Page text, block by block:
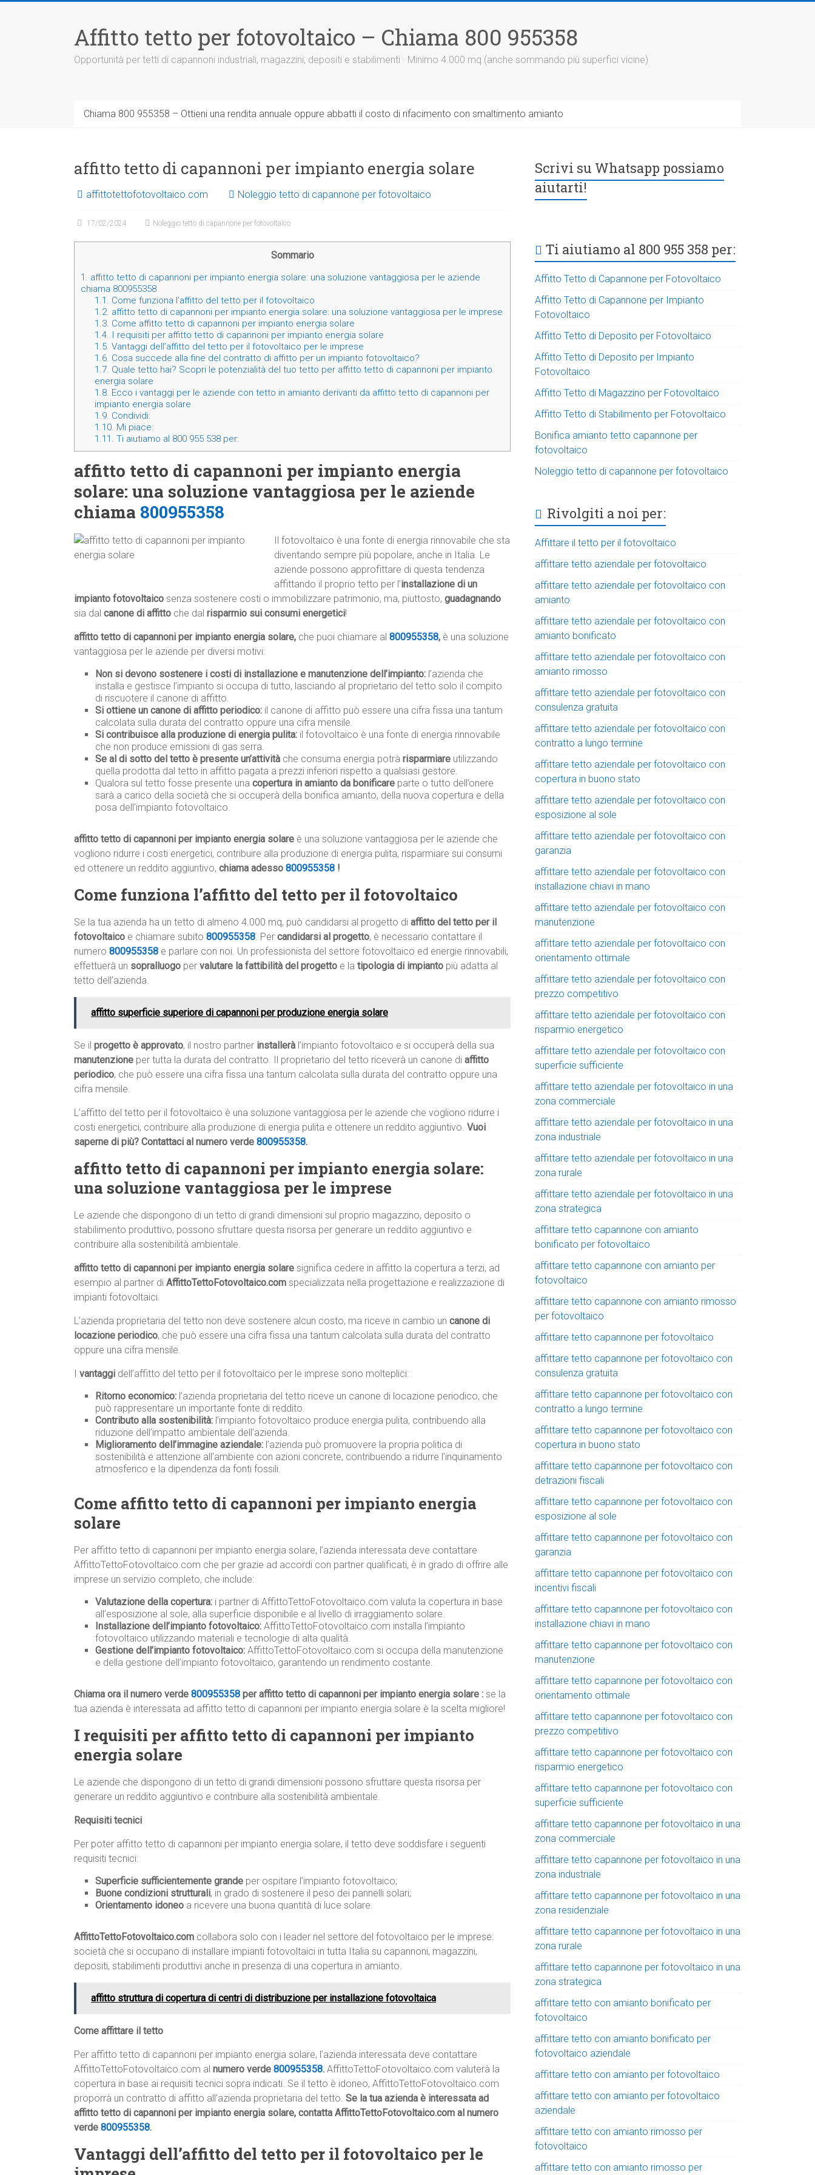
Affitto tetto per fotovoltaico – Chiama 800 955358
Opportunità per tetti di capannoni industriali, magazzini, depositi e stabilimenti · Minimo 4.000 mq (anche sommando più superfici vicine)
Chiama 800 955358 – Ottieni una rendita annuale oppure abbatti il costo di rifacimento con smaltimento amianto
affitto tetto di capannoni per impianto energia solare
affittotettofotovoltaico.com Noleggio tetto di capannone per fotovoltaico
17/02/2024 Noleggio tetto di capannone per fotovoltaico
Sommario
1. affitto tetto di capannoni per impianto energia solare: una soluzione vantaggiosa per le aziende
chiama 800955358
1.1. Come funziona l’affitto del tetto per il fotovoltaico
1.2. affitto tetto di capannoni per impianto energia solare: una soluzione vantaggiosa per le imprese
1.3. Come affitto tetto di capannoni per impianto energia solare
1.4. I requisiti per affitto tetto di capannoni per impianto energia solare
1.5. Vantaggi dell’affitto del tetto per il fotovoltaico per le imprese
1.6. Cosa succede alla fine del contratto di affitto per un impianto fotovoltaico?
1.7. Quale tetto hai? Scopri le potenzialità del tuo tetto per affitto tetto di capannoni per impianto
energia solare
1.8. Ecco i vantaggi per le aziende con tetto in amianto derivanti da affitto tetto di capannoni per
impianto energia solare
1.9. Condividi:
1.10. Mi piace:
1.11. Ti aiutiamo al 800 955 538 per:
affitto tetto di capannoni per impianto energia
solare: una soluzione vantaggiosa per le aziende
chiama 800955358
Il fotovoltaico è una fonte di energia rinnovabile che sta
diventando sempre più popolare, anche in Italia. Le
aziende possono approfittare di questa tendenza
affittando il proprio tetto per l’installazione di un
impianto fotovoltaico senza sostenere costi o immobilizzare patrimonio, ma, piuttosto, guadagnando
sia dal canone di affitto che dal risparmio sui consumi energetici!
affitto tetto di capannoni per impianto energia solare, che puoi chiamare al 800955358, è una soluzione
vantaggiosa per le aziende per diversi motivi:
Non si devono sostenere i costi di installazione e manutenzione dell’impianto: l’azienda che
installa e gestisce l’impianto si occupa di tutto, lasciando al proprietario del tetto solo il compito
di riscuotere il canone di affitto.
Si ottiene un canone di affitto periodico: il canone di affitto può essere una cifra fissa una tantum
calcolata sulla durata del contratto oppure una cifra mensile.
Si contribuisce alla produzione di energia pulita: il fotovoltaico è una fonte di energia rinnovabile
che non produce emissioni di gas serra.
Se al di sotto del tetto è presente un’attività che consuma energia potrà risparmiare utilizzando
quella prodotta dal tetto in affitto pagata a prezzi inferiori rispetto a qualsiasi gestore.
Qualora sul tetto fosse presente una copertura in amianto da bonificare parte o tutto dell’onere
sarà a carico della società che si occuperà della bonifica amianto, della nuova copertura e della
posa dell’impianto fotovoltaico.
affitto tetto di capannoni per impianto energia solare è una soluzione vantaggiosa per le aziende che
vogliono ridurre i costi energetici, contribuire alla produzione di energia pulita, risparmiare sui consumi
ed ottenere un reddito aggiuntivo, chiama adesso 800955358 !
Come funziona l’affitto del tetto per il fotovoltaico
Se la tua azienda ha un tetto di almeno 4.000 mq, può candidarsi al progetto di affitto del tetto per il
fotovoltaico e chiamare subito 800955358. Per candidarsi al progetto, è necessario contattare il
numero 800955358 e parlare con noi. Un professionista del settore fotovoltaico ed energie rinnovabili,
effettuerà un sopralluogo per valutare la fattibilità del progetto e la tipologia di impianto più adatta al
tetto dell’azienda.
affitto superficie superiore di capannoni per produzione energia solare
Se il progetto è approvato, il nostro partner installerà l’impianto fotovoltaico e si occuperà della sua
manutenzione per tutta la durata del contratto. Il proprietario del tetto riceverà un canone di affitto
periodico, che può essere una cifra fissa una tantum calcolata sulla durata del contratto oppure una
cifra mensile.
L’affitto del tetto per il fotovoltaico è una soluzione vantaggiosa per le aziende che vogliono ridurre i
costi energetici, contribuire alla produzione di energia pulita e ottenere un reddito aggiuntivo. Vuoi
saperne di più? Contattaci al numero verde 800955358.
affitto tetto di capannoni per impianto energia solare:
una soluzione vantaggiosa per le imprese
Le aziende che dispongono di un tetto di grandi dimensioni sul proprio magazzino, deposito o
stabilimento produttivo, possono sfruttare questa risorsa per generare un reddito aggiuntivo e
contribuire alla sostenibilità ambientale.
affitto tetto di capannoni per impianto energia solare significa cedere in affitto la copertura a terzi, ad
esempio al partner di AffittoTettoFotovoltaico.com specializzata nella progettazione e realizzazione di
impianti fotovoltaici.
L’azienda proprietaria del tetto non deve sostenere alcun costo, ma riceve in cambio un canone di
locazione periodico, che può essere una cifra fissa una tantum calcolata sulla durata del contratto
oppure una cifra mensile.
vantaggi dell’affitto del tetto per il fotovoltaico per le imprese sono molteplici:
Ritorno economico: l’azienda proprietaria del tetto riceve un canone di locazione periodico, che
può rappresentare un importante fonte di reddito.
Contributo alla sostenibilità: l’impianto fotovoltaico produce energia pulita, contribuendo alla
riduzione dell’impatto ambientale dell’azienda.
Miglioramento dell’immagine aziendale: l’azienda può promuovere la propria politica di
sostenibilità e attenzione all’ambiente con azioni concrete, contribuendo a ridurre l’inquinamento
atmosferico e la dipendenza da fonti fossili.
Come affitto tetto di capannoni per impianto energia
solare
Per affitto tetto di capannoni per impianto energia solare, l’azienda interessata deve contattare
AffittoTettoFotovoltaico.com che per grazie ad accordi con partner qualificati, è in grado di offrire alle
imprese un servizio completo, che include:
Valutazione della copertura: i partner di AffittoTettoFotovoltaico.com valuta la copertura in base
all’esposizione al sole, alla superficie disponibile e al livello di irraggiamento solare.
Installazione dell’impianto fotovoltaico: AffittoTettoFotovoltaico.com installa l’impianto
fotovoltaico utilizzando materiali e tecnologie di alta qualità.
Gestione dell’impianto fotovoltaico: AffittoTettoFotovoltaico.com si occupa della manutenzione
e della gestione dell’impianto fotovoltaico, garantendo un rendimento costante.
Chiama ora il numero verde 800955358 per affitto tetto di capannoni per impianto energia solare : se la
tua azienda è interessata ad affitto tetto di capannoni per impianto energia solare è la scelta migliore!
I requisiti per affitto tetto di capannoni per impianto
energia solare
Le aziende che dispongono di un tetto di grandi dimensioni possono sfruttare questa risorsa per
generare un reddito aggiuntivo e contribuire alla sostenibilità ambientale.
Requisiti tecnici
Per poter affitto tetto di capannoni per impianto energia solare, il tetto deve soddisfare i seguenti
requisiti tecnici:
Superficie sufficientemente grande per ospitare l’impianto fotovoltaico;
Buone condizioni strutturali, in grado di sostenere il peso dei pannelli solari;
Orientamento idoneo a ricevere una buona quantità di luce solare.
AffittoTettoFotovoltaico.com collabora solo con i leader nel settore del fotovoltaico per le imprese:
società che si occupano di installare impianti fotovoltaici in tutta Italia su capannoni, magazzini,
depositi, stabilimenti produttivi anche in presenza di una copertura in amianto.
affitto struttura di copertura di centri di distribuzione per installazione fotovoltaica
Come affittare il tetto
Per affitto tetto di capannoni per impianto energia solare, l’azienda interessata deve contattare
AffittoTettoFotovoltaico.com al numero verde 800955358. AffittoTettoFotovoltaico.com valuterà la
copertura in base ai requisiti tecnici sopra indicati. Se il tetto è idoneo, AffittoTettoFotovoltaico.com
proporrà un contratto di affitto all’azienda proprietaria del tetto. Se la tua azienda è interessata ad
affitto tetto di capannoni per impianto energia solare, contatta AffittoTettoFotovoltaico.com al numero
verde 800955358.
Vantaggi dell’affitto del tetto per il fotovoltaico per le
Scrivi su Whatsapp possiamo
aiutarti!
Ti aiutiamo al 800 955 358 per:
Affitto Tetto di Capannone per Fotovoltaico
Affitto Tetto di Capannone per Impianto
Fotovoltaico
Affitto Tetto di Deposito per Fotovoltaico
Affitto Tetto di Deposito per Impianto
Fotovoltaico
Affitto Tetto di Magazzino per Fotovoltaico
Affitto Tetto di Stabilimento per Fotovoltaico
Bonifica amianto tetto capannone per
fotovoltaico
Noleggio tetto di capannone per fotovoltaico
Rivolgiti a noi per:
Affittare il tetto per il fotovoltaico
affittare tetto aziendale per fotovoltaico
affittare tetto aziendale per fotovoltaico con
amianto
affittare tetto aziendale per fotovoltaico con
amianto bonificato
affittare tetto aziendale per fotovoltaico con
amianto rimosso
affittare tetto aziendale per fotovoltaico con
consulenza gratuita
affittare tetto aziendale per fotovoltaico con
contratto a lungo termine
affittare tetto aziendale per fotovoltaico con
copertura in buono stato
affittare tetto aziendale per fotovoltaico con
esposizione al sole
affittare tetto aziendale per fotovoltaico con
garanzia
affittare tetto aziendale per fotovoltaico con
installazione chiavi in mano
affittare tetto aziendale per fotovoltaico con
manutenzione
affittare tetto aziendale per fotovoltaico con
orientamento ottimale
affittare tetto aziendale per fotovoltaico con
prezzo competitivo
affittare tetto aziendale per fotovoltaico con
risparmio energetico
affittare tetto aziendale per fotovoltaico con
superficie sufficiente
affittare tetto aziendale per fotovoltaico in una
zona commerciale
affittare tetto aziendale per fotovoltaico in una
zona industriale
affittare tetto aziendale per fotovoltaico in una
zona rurale
affittare tetto aziendale per fotovoltaico in una
zona strategica
affittare tetto capannone con amianto
bonificato per fotovoltaico
affittare tetto capannone con amianto per
fotovoltaico
affittare tetto capannone con amianto rimosso
per fotovoltaico
affittare tetto capannone per fotovoltaico
affittare tetto capannone per fotovoltaico con
consulenza gratuita
affittare tetto capannone per fotovoltaico con
contratto a lungo termine
affittare tetto capannone per fotovoltaico con
copertura in buono stato
affittare tetto capannone per fotovoltaico con
detrazioni fiscali
affittare tetto capannone per fotovoltaico con
esposizione al sole
affittare tetto capannone per fotovoltaico con
garanzia
affittare tetto capannone per fotovoltaico con
incentivi fiscali
affittare tetto capannone per fotovoltaico con
installazione chiavi in mano
affittare tetto capannone per fotovoltaico con
manutenzione
affittare tetto capannone per fotovoltaico con
orientamento ottimale
affittare tetto capannone per fotovoltaico con
prezzo competitivo
affittare tetto capannone per fotovoltaico con
risparmio energetico
affittare tetto capannone per fotovoltaico con
superficie sufficiente
affittare tetto capannone per fotovoltaico in una
zona commerciale
affittare tetto capannone per fotovoltaico in una
zona industriale
affittare tetto capannone per fotovoltaico in una
zona residenziale
affittare tetto capannone per fotovoltaico in una
zona rurale
affittare tetto capannone per fotovoltaico in una
zona strategica
affittare tetto con amianto bonificato per
fotovoltaico
affittare tetto con amianto bonificato per
fotovoltaico aziendale
affittare tetto con amianto per fotovoltaico
affittare tetto con amianto per fotovoltaico
aziendale
affittare tetto con amianto rimosso per
fotovoltaico
affittare tetto con amianto rimosso per